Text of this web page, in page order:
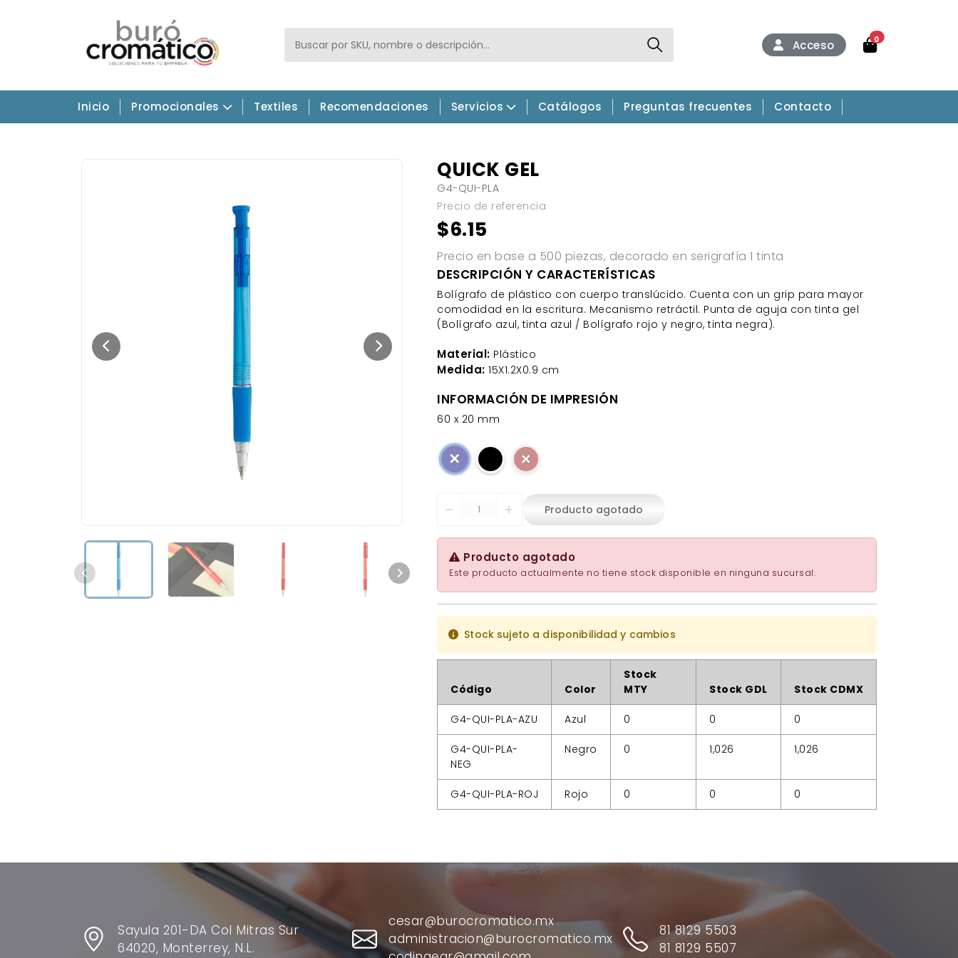
Acceso 0
Inicio Promocionales Textiles Recomendaciones Servicios Catálogos Preguntas frecuentes Contacto
QUICK GEL
G4-QUI-PLA
Precio de referencia
$6.15
Precio en base a 500 piezas, decorado en serigrafía 1 tinta
DESCRIPCIÓN Y CARACTERÍSTICAS
Bolígrafo de plástico con cuerpo translúcido. Cuenta con un grip para mayor
comodidad en la escritura. Mecanismo retráctil. Punta de aguja con tinta gel
(Bolígrafo azul, tinta azul / Bolígrafo rojo y negro, tinta negra).
Material: Plástico
Medida: 15X1.2X0.9 cm
INFORMACIÓN DE IMPRESIÓN
60 x 20 mm
✕ ✕
Producto agotado
Producto agotado
Este producto actualmente no tiene stock disponible en ninguna sucursal.
Stock sujeto a disponibilidad y cambios
Código Color
Stock
MTY
Stock GDL Stock CDMX
G4-QUI-PLA-AZU Azul 0 0 0
G4-QUI-PLA-
NEG
Negro 0 1,026 1,026
G4-QUI-PLA-ROJ Rojo 0 0 0
Sayula 201-DA Col Mitras Sur
64020, Monterrey, N.L.
cesar@burocromatico.mx
administracion@burocromatico.mx
81 8129 5503
81 8129 5507